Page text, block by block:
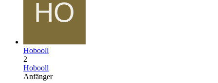
Hobooll
2
Hobooll
Anfänger